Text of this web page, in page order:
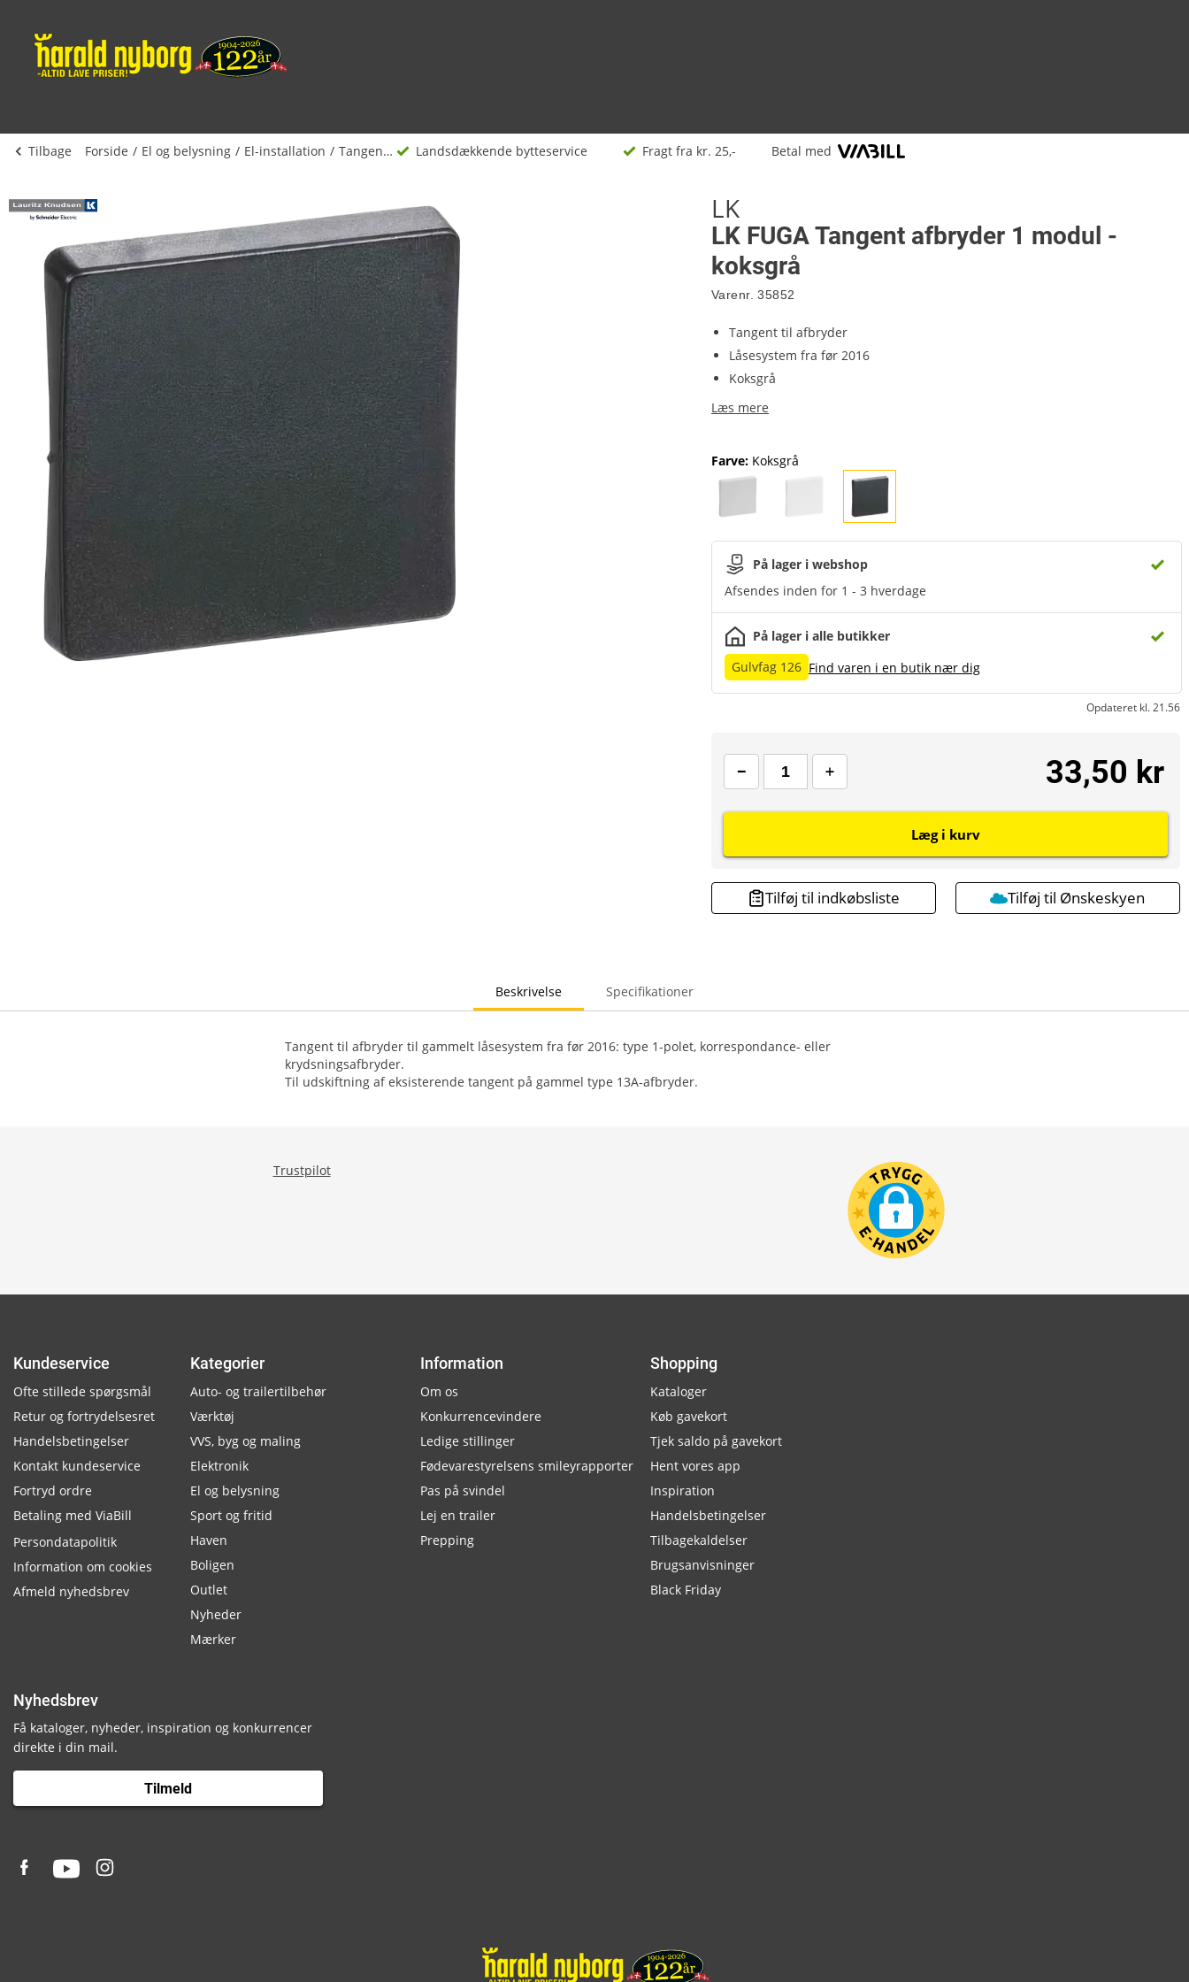
Tilbage Forside El og belysning El-installation Tangenter Landsdækkende bytteservice Fragt fra kr. 25,- Betal med
LK
LK FUGA Tangent afbryder 1 modul -
koksgrå
Varenr. 35852
Tangent til afbryder
Låsesystem fra før 2016
Koksgrå
Læs mere
Farve: Koksgrå
På lager i webshop
Afsendes inden for 1 - 3 hverdage
På lager i alle butikker
Gulvfag 126 Find varen i en butik nær dig
Opdateret kl. 21.56
33,50 kr
Læg i kurv
Tilføj til indkøbsliste Tilføj til Ønskeskyen
Beskrivelse Specifikationer
Tangent til afbryder til gammelt låsesystem fra før 2016: type 1-polet, korrespondance- eller
krydsningsafbryder.
Til udskiftning af eksisterende tangent på gammel type 13A-afbryder.
Trustpilot
Kundeservice
Ofte stillede spørgsmål
Retur og fortrydelsesret
Handelsbetingelser
Kontakt kundeservice
Fortryd ordre
Betaling med ViaBill
Persondatapolitik
Information om cookies
Afmeld nyhedsbrev
Kategorier
Auto- og trailertilbehør
Værktøj
VVS, byg og maling
Elektronik
El og belysning
Sport og fritid
Haven
Boligen
Outlet
Nyheder
Mærker
Information
Om os
Konkurrencevindere
Ledige stillinger
Fødevarestyrelsens smileyrapporter
Pas på svindel
Lej en trailer
Prepping
Shopping
Kataloger
Køb gavekort
Tjek saldo på gavekort
Hent vores app
Inspiration
Handelsbetingelser
Tilbagekaldelser
Brugsanvisninger
Black Friday
Nyhedsbrev
Få kataloger, nyheder, inspiration og konkurrencer
direkte i din mail.
Tilmeld